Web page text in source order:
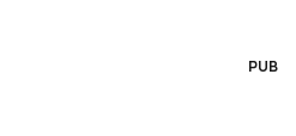
PUB